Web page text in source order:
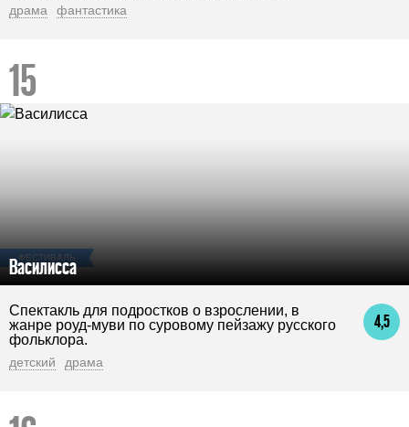
драма
фантастика
ФЕСТИВАЛЬ
Василисса
4,5
Спектакль для подростков о взрослении, в
жанре роуд-муви по суровому пейзажу русского
фольклора.
детский драма